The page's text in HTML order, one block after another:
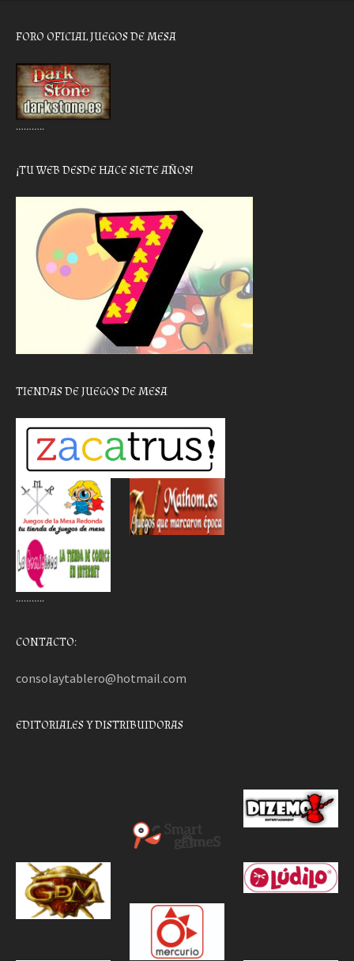
FORO OFICIAL JUEGOS DE MESA
………..
¡TU WEB DESDE HACE SIETE AÑOS!
TIENDAS DE JUEGOS DE MESA
………..
CONTACTO:
consolaytablero@hotmail.com
EDITORIALES Y DISTRIBUIDORAS